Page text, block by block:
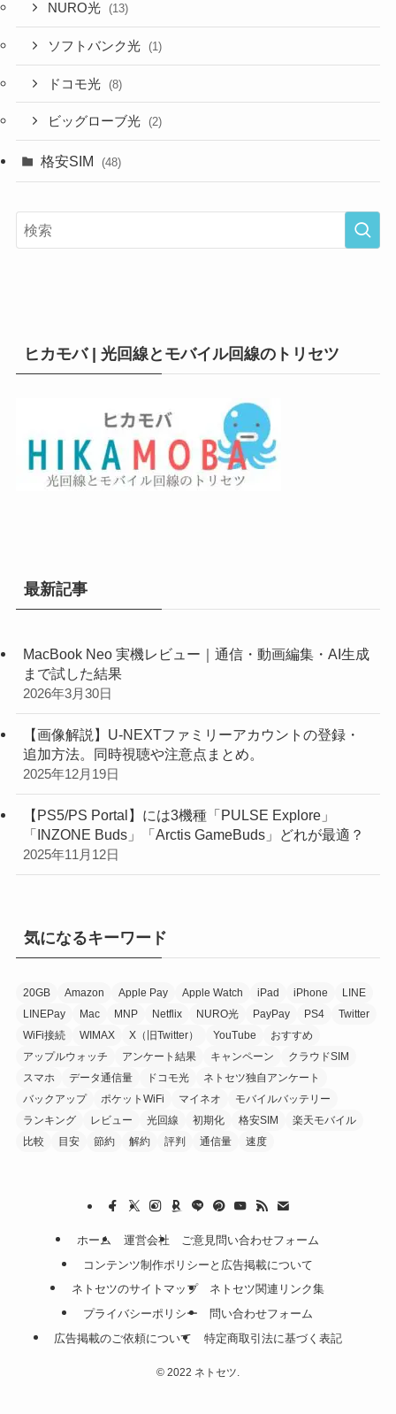
NURO光 (13)
ソフトバンク光 (1)
ドコモ光 (8)
ビッグローブ光 (2)
格安SIM (48)
ヒカモバ | 光回線とモバイル回線のトリセツ
最新記事
MacBook Neo 実機レビュー｜通信・動画編集・AI生成
まで試した結果
2026年3月30日
【画像解説】U-NEXTファミリーアカウントの登録・
追加方法。同時視聴や注意点まとめ。
2025年12月19日
【PS5/PS Portal】には3機種「PULSE Explore」
「INZONE Buds」「Arctis GameBuds」どれが最適？
2025年11月12日
気になるキーワード
20GB Amazon Apple Pay Apple Watch iPad iPhone
LINE
LINEPay
Mac MNP Netflix NURO光 PayPay PS4
Twitter
WiFi接続
WIMAX X（旧Twitter） YouTube
おすすめ
アップルウォッチ
アンケート結果 キャンペーン
クラウドSIM
スマホ
データ通信量 ドコモ光
ネトセツ独自アンケート
バックアップ
ポケットWiFi マイネオ
モバイルバッテリー
ランキング
レビュー 光回線 初期化 格安SIM
楽天モバイル
比較
目安 節約 解約 評判 通信量 速度
ホーム 運営会社
ご意見問い合わせフォーム
コンテンツ制作ポリシーと広告掲載について
ネトセツのサイトマップ
ネトセツ関連リンク集
プライバシーポリシー
問い合わせフォーム
広告掲載のご依頼について
特定商取引法に基づく表記
© 2022 ネトセツ.